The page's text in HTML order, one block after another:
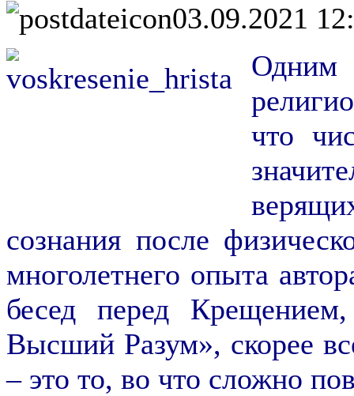
03.09.2021
Одним
что
сознания после
многолетнего опыта
бесед перед
Высший Разум», скорее
– это то, во что сложно